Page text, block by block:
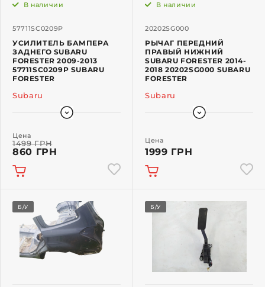
57711SC0209P
В наличии
УСИЛИТЕЛЬ БАМПЕРА
ЗАДНЕГО SUBARU
FORESTER 2009-2013
57711SC0209P SUBARU
FORESTER
Subaru
Цена
1499 ГРН
860 ГРН
20202SG000
В наличии
РЫЧАГ ПЕРЕДНИЙ
ПРАВЫЙ НИЖНИЙ
SUBARU FORESTER 2014-
2018 20202SG000 SUBARU
FORESTER
Subaru
Цена
1999 ГРН
Б/У Б/У